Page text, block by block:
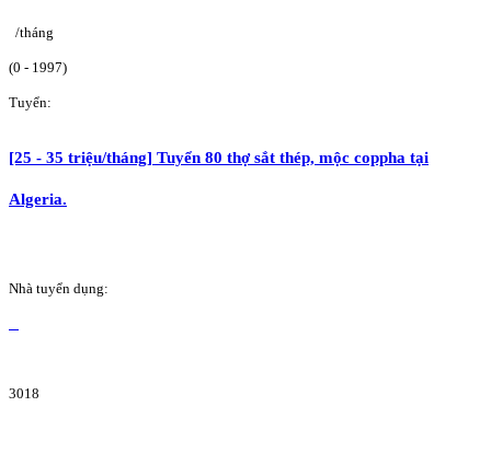
/tháng
(0 - 1997)
Tuyển:
[25 - 35 triệu/tháng] Tuyển 80 thợ sắt thép, mộc coppha tại
Algeria.
Nhà tuyển dụng:
3018